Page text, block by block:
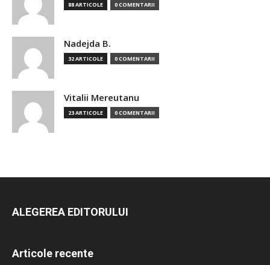
88 ARTICOLE 0 COMENTARII
Nadejda B.
32 ARTICOLE 0 COMENTARII
Vitalii Mereutanu
23 ARTICOLE 0 COMENTARII
ALEGEREA EDITORULUI
Articole recente